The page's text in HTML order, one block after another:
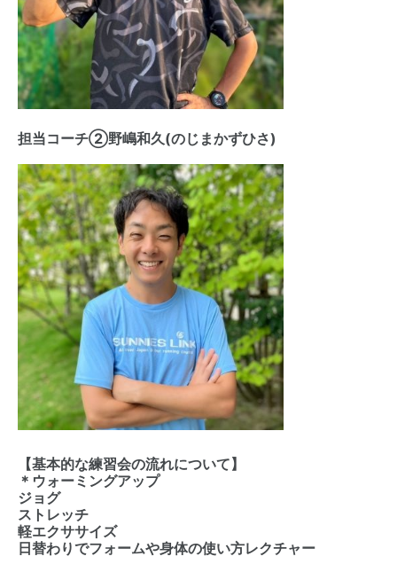
担当コーチ②野嶋和久(のじまかずひさ)
【基本的な練習会の流れについて】
＊ウォーミングアップ
ジョグ
ストレッチ
軽エクササイズ
日替わりでフォームや身体の使い方レクチャー